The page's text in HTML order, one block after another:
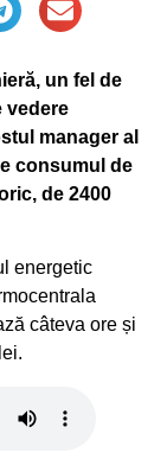
un fel de
vedere
manager al
consumul de
de 2400
energetic
câteva ore și